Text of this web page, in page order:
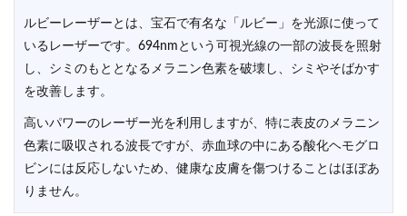
ルビーレーザーとは、宝石で有名な「ルビー」を光源に使って
いるレーザーです。694nmという可視光線の一部の波長を照射
し、シミのもととなるメラニン色素を破壊し、シミやそばかす
を改善します。
高いパワーのレーザー光を利用しますが、特に表皮のメラニン
色素に吸収される波長ですが、赤血球の中にある酸化ヘモグロ
ビンには反応しないため、健康な皮膚を傷つけることはほぼあ
りません。